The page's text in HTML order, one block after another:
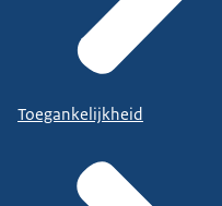
Toegankelijkheid